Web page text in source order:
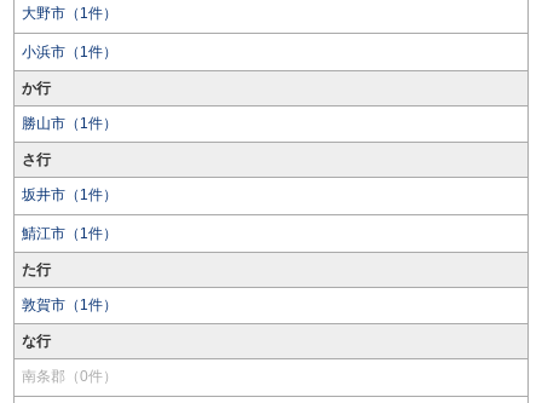
大野市（1件）
小浜市（1件）
か行
勝山市（1件）
さ行
坂井市（1件）
鯖江市（1件）
た行
敦賀市（1件）
な行
南条郡（0件）